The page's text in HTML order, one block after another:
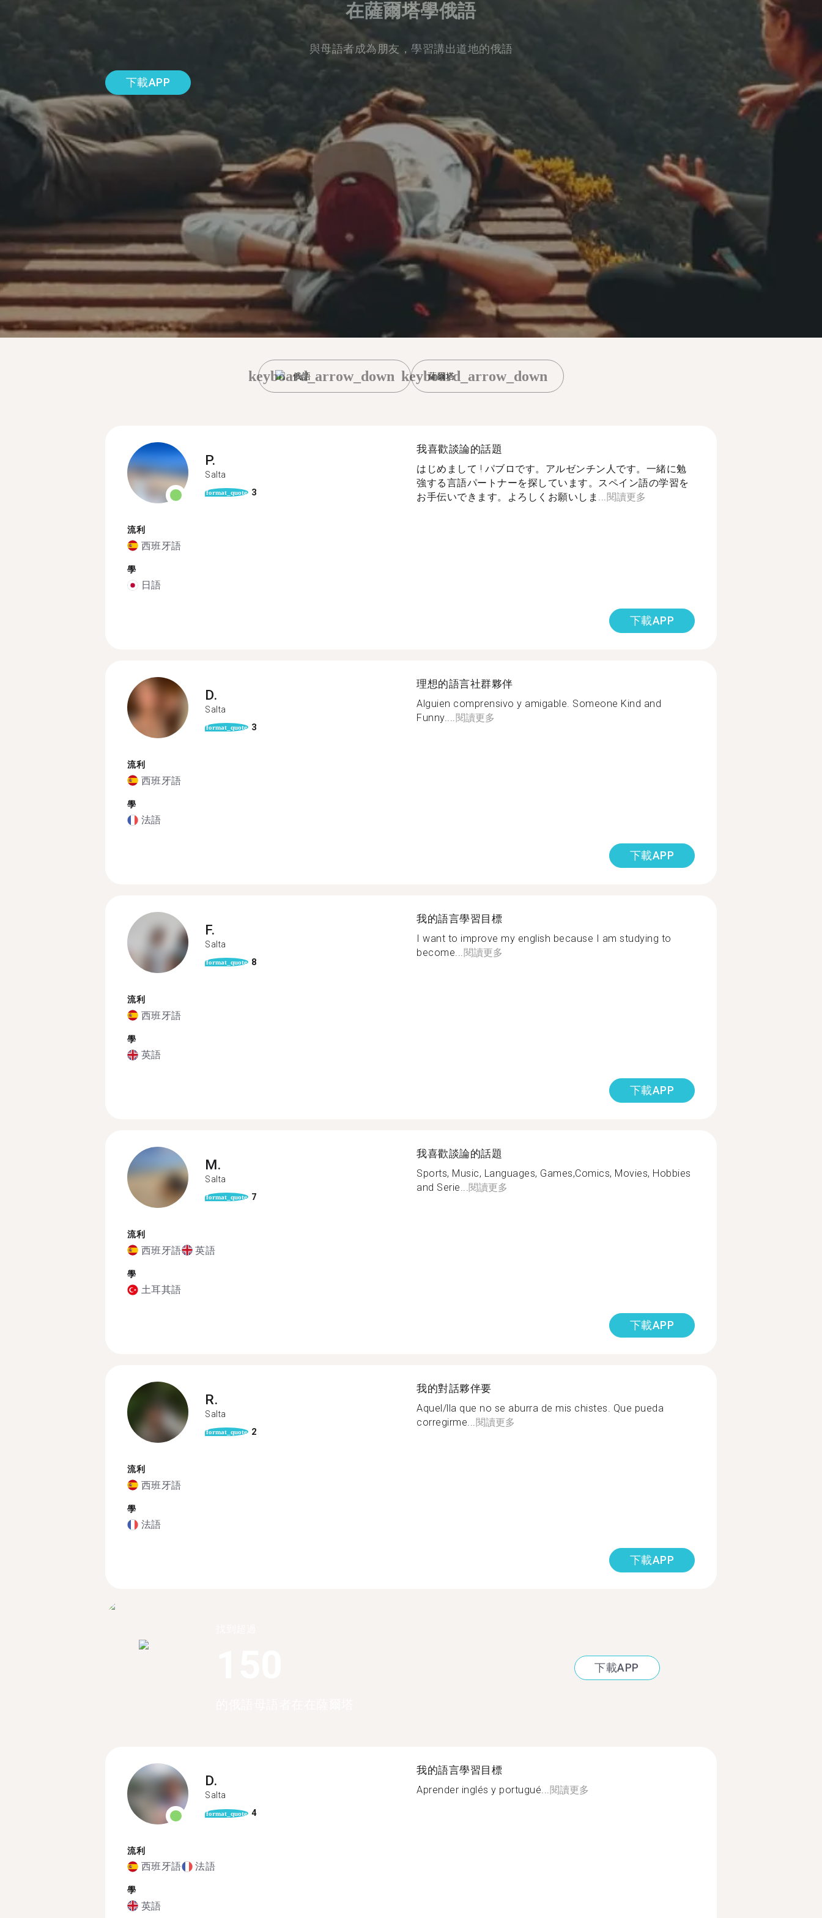
在薩爾塔學俄語
與母語者成為朋友，學習講出道地的俄語
下載APP
俄語
keyboard_arrow_down 薩爾塔
keyboard_arrow_down
P.
Salta
format_quote 3
流利
西班牙語
學
日語
我喜歡談論的話題
はじめまして ! パブロです。アルゼンチン人です。一緒に勉
強する言語パートナーを探しています。スペイン語の学習を
お手伝いできます。よろしくお願いしま...閱讀更多
下載APP
D.
Salta
format_quote 3
流利
西班牙語
學
法語
理想的語言社群夥伴
Alguien comprensivo y amigable. Someone Kind and
Funny....閱讀更多
下載APP
F.
Salta
format_quote 8
流利
西班牙語
學
英語
我的語言學習目標
I want to improve my english because I am studying to
become...閱讀更多
下載APP
M.
Salta
format_quote 7
流利
西班牙語 英語
學
土耳其語
我喜歡談論的話題
Sports, Music, Languages, Games,Comics, Movies, Hobbies
and Serie...閱讀更多
下載APP
R.
Salta
format_quote 2
流利
西班牙語
學
法語
我的對話夥伴要
Aquel/lla que no se aburra de mis chistes. Que pueda
corregirme...閱讀更多
下載APP
下載APP
D.
Salta
format_quote 4
流利
西班牙語 法語
學
英語
我的語言學習目標
Aprender inglés y portugué... 閱讀更多